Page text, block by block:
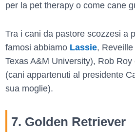
per la pet therapy o come cane
Tra i cani da pastore scozzesi a
famosi abbiamo Lassie,
Texas A&M University), Rob
(cani appartenuti al presidente
sua moglie).
7. Golden Retriever